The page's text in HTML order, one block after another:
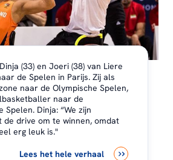
(33) en Joeri (38) van Liere
de Spelen in Parijs. Zij als
naar de Olympische Spelen,
naar de
Spelen. Dinja: “We zijn
de drive om te winnen, omdat
erg leuk is."
Lees het hele verhaal